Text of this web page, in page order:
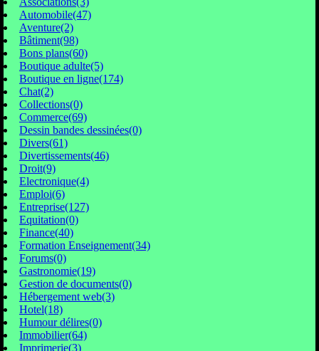
Automobile(47)
Aventure(2)
Bâtiment(98)
Bons plans(60)
Boutique adulte(5)
Boutique en ligne(174)
Chat(2)
Collections(0)
Commerce(69)
Dessin bandes dessinées(0)
Divers(61)
Divertissements(46)
Droit(9)
Electronique(4)
Emploi(6)
Entreprise(127)
Equitation(0)
Finance(40)
Formation Enseignement(34)
Forums(0)
Gastronomie(19)
Gestion de documents(0)
Hébergement web(3)
Hotel(18)
Humour délires(0)
Immobilier(64)
Imprimerie(3)